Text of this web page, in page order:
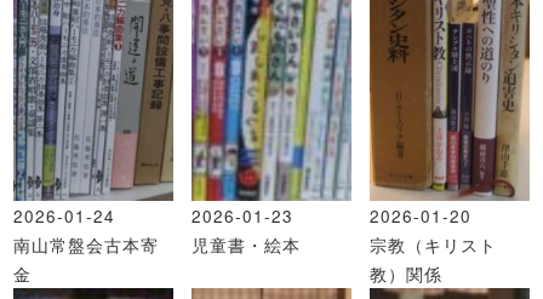
2026-01-24
南山常盤会古本寄
金
2026-01-23
児童書・絵本
2026-01-20
宗教（キリスト
教）関係